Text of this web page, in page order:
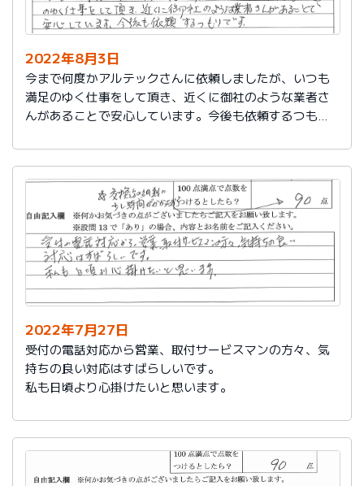
2022年8月3日
今まで何度かアルテックさんに依頼しましたが、いつも
満足のゆく仕事をして頂き、近くに御社のような業者さ
んがあることで安心しています。今後も依頼するつもり
2022年7月27日
受付の電話対応から営業、取付サービスマンの方々、気
持ちの良い対応はすばらしいです。
私も日頃より心掛けたいと思います。